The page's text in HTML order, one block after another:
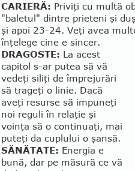
CARIERĂ: Priviţi cu mul­tă
"baletul" dintre pri­e­teni şi
şi apoi 23-24. Veţi avea
înţelege cine e sincer.
DRAGOSTE: La acest
capitol s-ar putea să vă
vedeţi siliţi de împrejurări
să tra­geţi o linie. Dacă
aveţi resurse să impuneţi
noi reguli în relaţie şi
voinţa să o continuaţi, mai
puteţi da cuplului o şansă.
SĂNĂTATE: Energia e
bună, dar pe măsură ce vă